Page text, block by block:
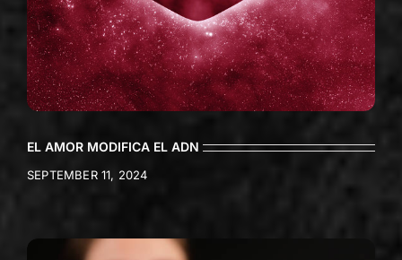
EL AMOR MODIFICA EL ADN
SEPTEMBER 11, 2024